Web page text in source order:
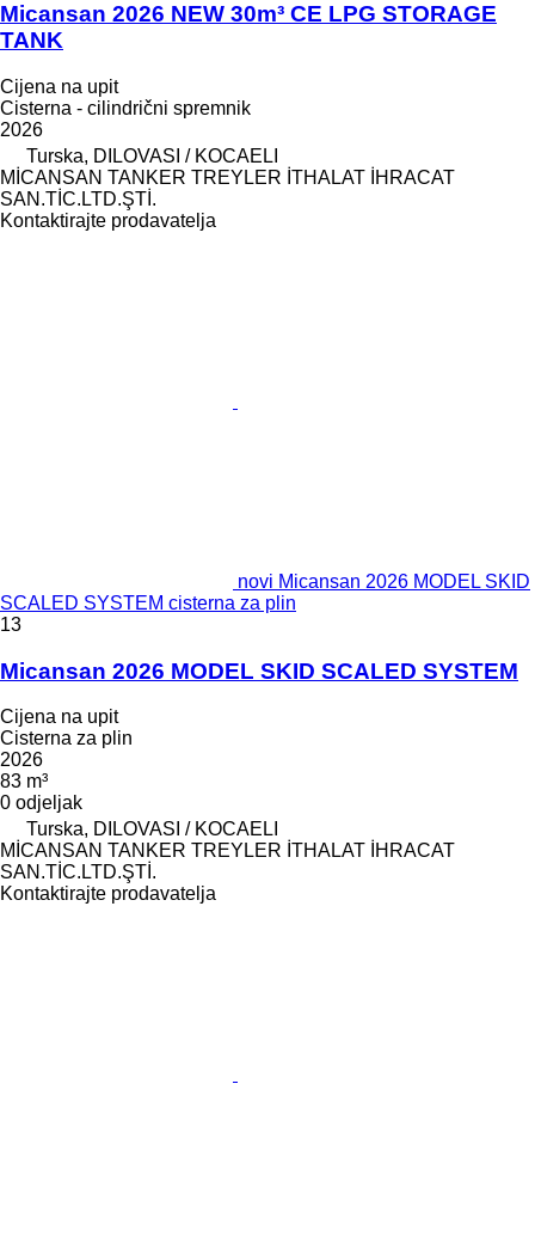
Micansan 2026 NEW 30m³ CE LPG STORAGE
TANK
Cijena na upit
Cisterna - cilindrični spremnik
2026
Turska, DILOVASI / KOCAELI
MİCANSAN TANKER TREYLER İTHALAT İHRACAT
SAN.TİC.LTD.ŞTİ.
Kontaktirajte prodavatelja
novi Micansan 2026 MODEL SKID
SCALED SYSTEM cisterna za plin
13
Micansan 2026 MODEL SKID SCALED SYSTEM
Cijena na upit
Cisterna za plin
2026
83 m³
0 odjeljak
Turska, DILOVASI / KOCAELI
MİCANSAN TANKER TREYLER İTHALAT İHRACAT
SAN.TİC.LTD.ŞTİ.
Kontaktirajte prodavatelja